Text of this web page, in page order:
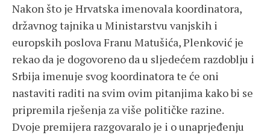
Nakon što je Hrvatska imenovala koordinatora,
državnog tajnika u Ministarstvu vanjskih i
europskih poslova Franu Matušića, Plenković je
rekao da je dogovoreno da u sljedećem razdoblju i
Srbija imenuje svog koordinatora te će oni
nastaviti raditi na svim ovim pitanjima kako bi se
pripremila rješenja za više političke razine.
Dvoje premijera razgovaralo je i o unaprjeđenju